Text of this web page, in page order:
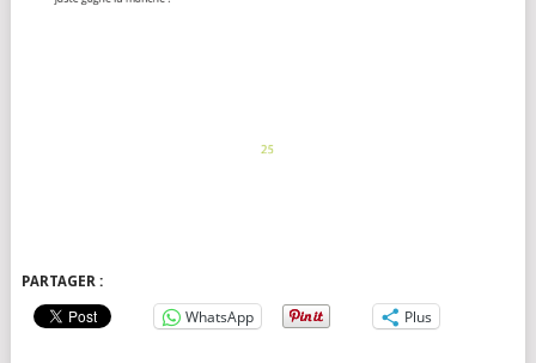
PARTAGER :
WhatsApp Plus